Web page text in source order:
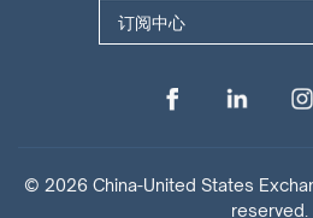
订阅中心
© 2026 China-United States
reserved.